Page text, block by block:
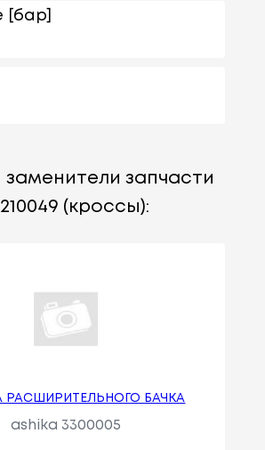
[бар]
заменители запчасти
(кроссы):
РАСШИРИТЕЛЬНОГО БАЧКА
ashika 3300005